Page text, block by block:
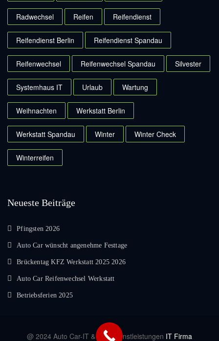
Radwechsel Reifen Reifendienst
Reifendienst Berlin Reifendienst Spandau
Reifenwechsel Reifenwechsel Spandau Silvester
Systemhaus IT Urlaub Wartung
Weihnachten Werkstatt Berlin
Werkstatt Spandau Winter Winter Check
Winterreifen
Neueste Beiträge
Pfingsten 2026
Auto Car wünscht angenehme Festtage
Brückentag KFZ Werkstatt 2025 2026
Auto Car Reifenwechsel Werkstatt
Betriebsferien 2025
@ 2024 Auto Car-IT & EDV Dienstleistungen IT Firma